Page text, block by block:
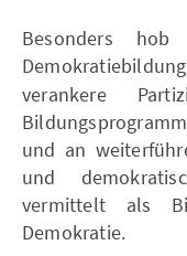
Besonders
verankere
und an
und
vermittelt als
Demokratie.